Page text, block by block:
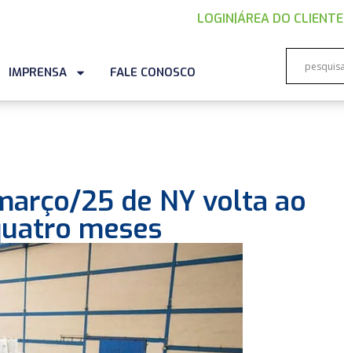
LOGIN |ÁREA DO CLIENTE
IMPRENSA FALE CONOSCO
25 de NY volta ao
meses